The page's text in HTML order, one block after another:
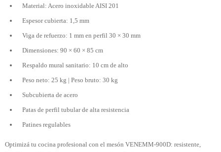
Material: Acero inoxidable AISI 201
Espesor cubierta: 1,5 mm
Viga de refuerzo: 1 mm en perfil 30 × 30 mm
Dimensiones: 90 × 60 × 85 cm
Respaldo mural sanitario: 10 cm de alto
Peso neto: 25 kg | Peso bruto: 30 kg
Subcubierta de acero
Patas de perfil tubular de alta resistencia
Patines regulables
Optimizá tu cocina profesional con el mesón VENEMM-900D: resistente,